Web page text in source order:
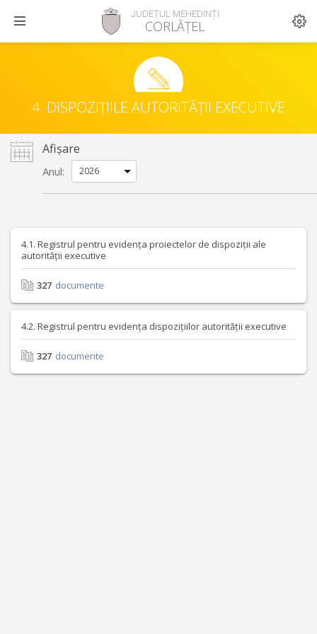
JUDEȚUL MEHEDINȚI
CORLĂȚEL
4. DISPOZIȚIILE AUTORITĂȚII EXECUTIVE
Afișare
Anul:
4.1. Registrul pentru evidența proiectelor de dispoziții ale
autorității executive
327 documente
4.2. Registrul pentru evidența dispozițiilor autorității executive
327 documente